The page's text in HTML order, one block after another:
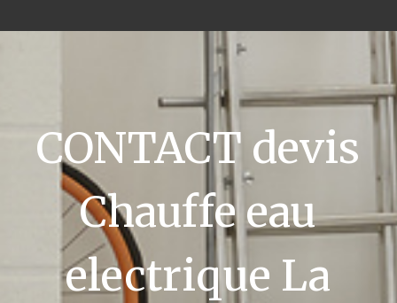
CONTACT devis
Chauffe eau
electrique La